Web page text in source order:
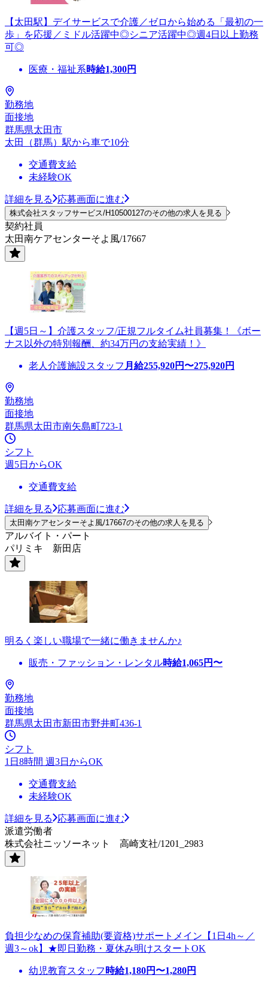
【太田駅】デイサービスで介護／ゼロから始める「最初の一
歩」を応援／ミドル活躍中◎シニア活躍中◎週4日以上勤務
可◎
医療・福祉系時給1,300円
勤務地
面接地
群馬県太田市
太田（群馬）駅から車で10分
交通費支給
未経験OK
詳細を見る 応募画面に進む
株式会社スタッフサービス/H10500127のその他の求人を見る
契約社員
太田南ケアセンターそよ風/17667
【週5日～】介護スタッフ/正規フルタイム社員募集！《ボー
ナス以外の特別報酬、約34万円の支給実績！》
老人介護施設スタッフ 月給255,920円〜275,920円
勤務地
面接地
群馬県太田市南矢島町723-1
シフト
週5日からOK
交通費支給
詳細を見る 応募画面に進む
太田南ケアセンターそよ風/17667のその他の求人を見る
アルバイト・パート
パリミキ 新田店
明るく楽しい職場で一緒に働きませんか♪
販売・ファッション・レンタル時給1,065円〜
勤務地
面接地
群馬県太田市新田市野井町436-1
シフト
1日8時間 週3日からOK
交通費支給
未経験OK
詳細を見る
応募画面に進む
派遣労働者
株式会社ニッソーネット 高崎支社/1201_2983
負担少なめの保育補助(要資格)サポートメイン【1日4h～／
週3～ok】★即日勤務・夏休み明けスタートOK
幼児教育スタッフ 時給1,180円〜1,280円